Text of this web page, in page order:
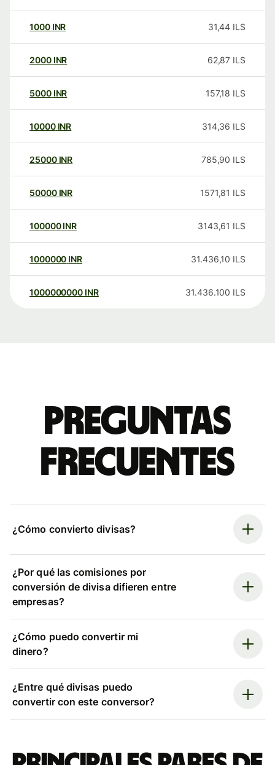
1000 INR 31,44 ILS
2000 INR 62,87 ILS
5000 INR 157,18 ILS
10000 INR 314,36 ILS
25000 INR 785,90 ILS
50000 INR 1571,81 ILS
100000 INR 3143,61 ILS
1000000 INR 31.436,10 ILS
1000000000 INR 31.436.100 ILS
Preguntas
frecuentes
¿Cómo convierto divisas?
¿Por qué las comisiones por
conversión de divisa difieren entre
empresas?
¿Cómo puedo convertir mi
dinero?
¿Entre qué divisas puedo
convertir con este conversor?